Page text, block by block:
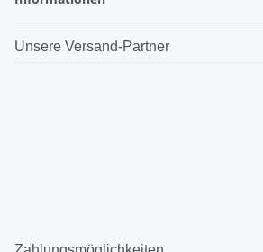
Unsere Versand-Partner